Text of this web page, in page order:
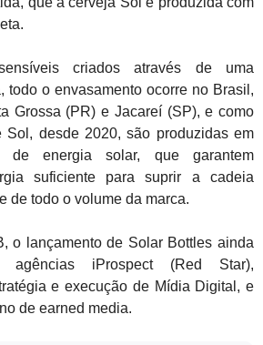
criados através de uma
todo o envasamento ocorre no Brasil,
Grossa (PR) e Jacareí (SP), e como
Sol, desde 2020, são produzidas em
de energia solar, que garantem
suficiente para suprir a cadeia
de todo o volume da marca.
o lançamento de Solar Bottles ainda
iProspect (Red Star),
e execução de Mídia Digital, e
de earned media.